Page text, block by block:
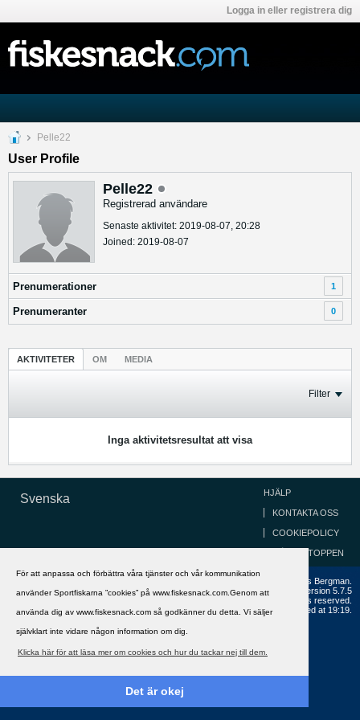
För att anpassa och förbättra våra tjänster och vår kommunikation
använder Sportfiskarna ”cookies” på www.fiskesnack.com.Genom att
använda dig av www.fiskesnack.com så godkänner du detta. Vi säljer
självklart inte vidare någon information om dig.
Klicka här för att läsa mer om cookies och hur du tackar nej till dem.
Det är okej
Logga in eller registrera dig
Pelle22
User Profile
Pelle22
Registrerad användare
Senaste aktivitet: 2019-08-07, 20:28
Joined: 2019-08-07
Prenumerationer 1
Prenumeranter 0
AKTIVITETER OM MEDIA
Filter
Inga aktivitetsresultat att visa
Svenska HJÄLP
KONTAKTA OSS
COOKIEPOLICY
GÅ TILL TOPPEN
Copyright ©2002 - 2021, FiskeSnack.com. Grundad 2002 av Anders Bergman.
Powered byvBulletin®
Version 5.7.5
Copyright © 2026 MH Sub I, LLC dba vBulletin. All rights reserved.
All times are GMT+1. This page was generated at 19:19.